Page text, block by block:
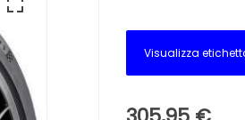
Visualizza